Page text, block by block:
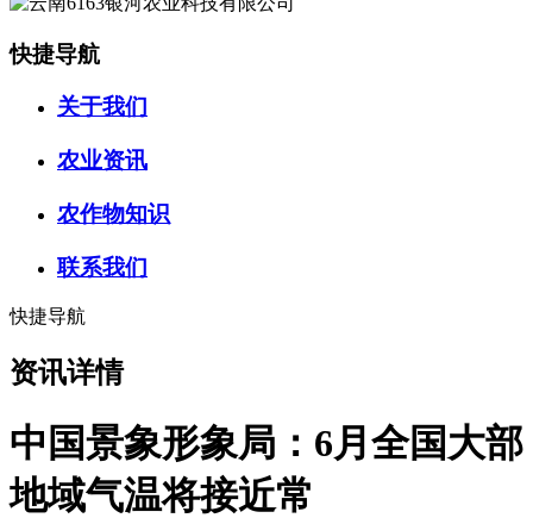
快捷导航
关于我们
农业资讯
农作物知识
联系我们
快捷导航
资讯详情
中国景象形象局：6月全国大部
地域气温将接近常